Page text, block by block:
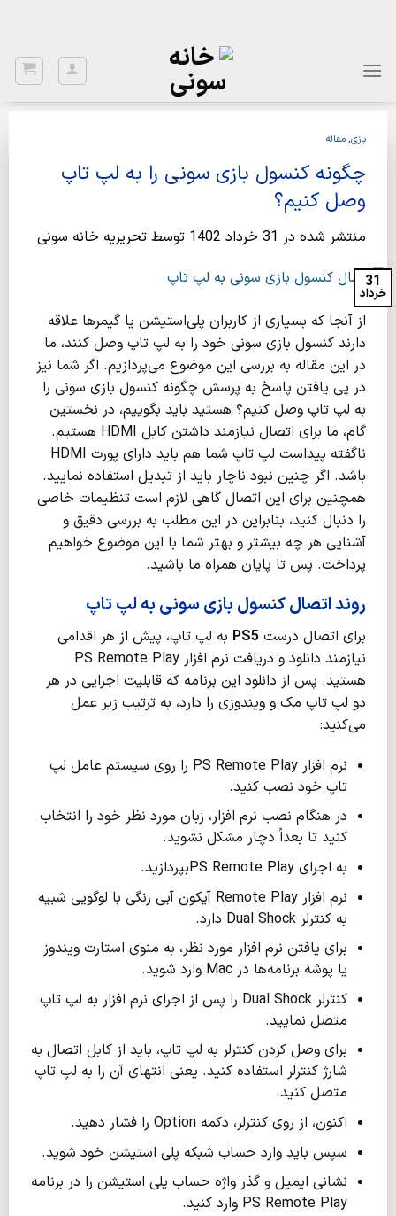
بازی,مقاله
چگونه کنسول بازی سونی را به لپ تاپ
وصل کنیم؟
منتشر شده در 31 خرداد 1402 توسط تحریریه خانه سونی
31
خرداد
از آنجا که بسیاری از کاربران پلی‌استیشن یا گیمرها علاقه
دارند کنسول بازی سونی خود را به لپ تاپ وصل کنند، ما
در این مقاله به بررسی این موضوع می‌پردازیم. اگر شما نیز
در پی یافتن پاسخ به پرسش چگونه کنسول بازی سونی را
به لپ تاپ وصل کنیم؟ هستید باید بگوییم، در نخستین
گام، ما برای اتصال نیازمند داشتن کابل HDMI هستیم.
ناگفته پیداست لپ تاپ شما هم باید دارای پورت HDMI
باشد. اگر چنین نبود ناچار باید از تبدیل استفاده نمایید.
همچنین برای این اتصال گاهی لازم است تنظیمات خاصی
را دنبال کنید، بنابراین در این مطلب به بررسی دقیق و
آشنایی هر چه بیشتر و بهتر شما با این موضوع خواهیم
پرداخت. پس تا پایان همراه ما باشید.
روند اتصال کنسول بازی سونی به لپ تاپ
برای اتصال درست PS5 به لپ تاپ، پیش از هر اقدامی
نیازمند دانلود و دریافت نرم افزار PS Remote Play
هستید. پس از دانلود این برنامه که قابلیت اجرایی در هر
دو لپ تاپ مک و ویندوزی را دارد، به ترتیب زیر عمل
می‌کنید:
نرم افزار PS Remote Play را روی سیستم عامل لپ
تاپ خود نصب کنید.
در هنگام نصب نرم افزار، زبان مورد نظر خود را انتخاب
کنید تا بعداً دچار مشکل نشوید.
به اجرای PS Remote Playبپردازید.
نرم افزار Remote Play آیکون آبی رنگی با لوگویی شبیه
به کنترلر Dual Shock دارد.
برای یافتن نرم افزار مورد نظر، به منوی استارت ویندوز
یا پوشه برنامه‌ها در Mac وارد شوید.
کنترلر Dual Shock را پس از اجرای نرم افزار به لپ تاپ
متصل نمایید.
برای وصل کردن کنترلر به لپ تاپ، باید از کابل اتصال به
شارژ کنترلر استفاده کنید. یعنی انتهای آن را به لپ تاپ
متصل کنید.
اکنون، از روی کنترلر، دکمه Option را فشار دهید.
سپس باید وارد حساب شبکه پلی استیشن خود شوید.
نشانی ایمیل و گذر واژه حساب پلی استیشن را در برنامه
PS Remote Play وارد کنید.